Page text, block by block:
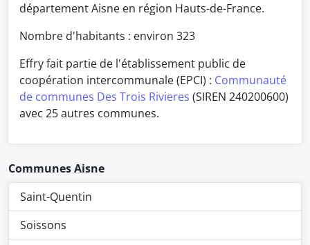
département Aisne en région Hauts-de-France.
Nombre d'habitants : environ 323
Effry fait partie de l'établissement public de
coopération intercommunale (EPCI) : Communauté
de communes Des Trois Rivieres (SIREN 240200600)
avec 25 autres communes.
Communes Aisne
Saint-Quentin
Soissons